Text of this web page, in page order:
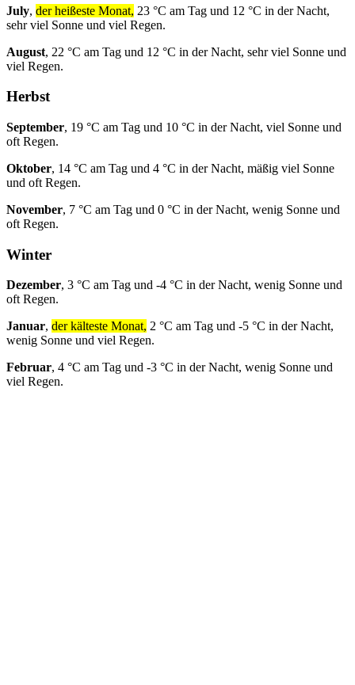
July, der heißeste Monat, 23 °C am Tag und 12 °C in der Nacht,
sehr viel Sonne und viel Regen.
August, 22 °C am Tag und 12 °C in der Nacht, sehr viel Sonne und
viel Regen.
Herbst
September, 19 °C am Tag und 10 °C in der Nacht, viel Sonne und
oft Regen.
Oktober, 14 °C am Tag und 4 °C in der Nacht, mäßig viel Sonne
und oft Regen.
November, 7 °C am Tag und 0 °C in der Nacht, wenig Sonne und
oft Regen.
Winter
Dezember, 3 °C am Tag und -4 °C in der Nacht, wenig Sonne und
oft Regen.
Januar, der kälteste Monat, 2 °C am Tag und -5 °C in der Nacht,
wenig Sonne und viel Regen.
Februar, 4 °C am Tag und -3 °C in der Nacht, wenig Sonne und
viel Regen.